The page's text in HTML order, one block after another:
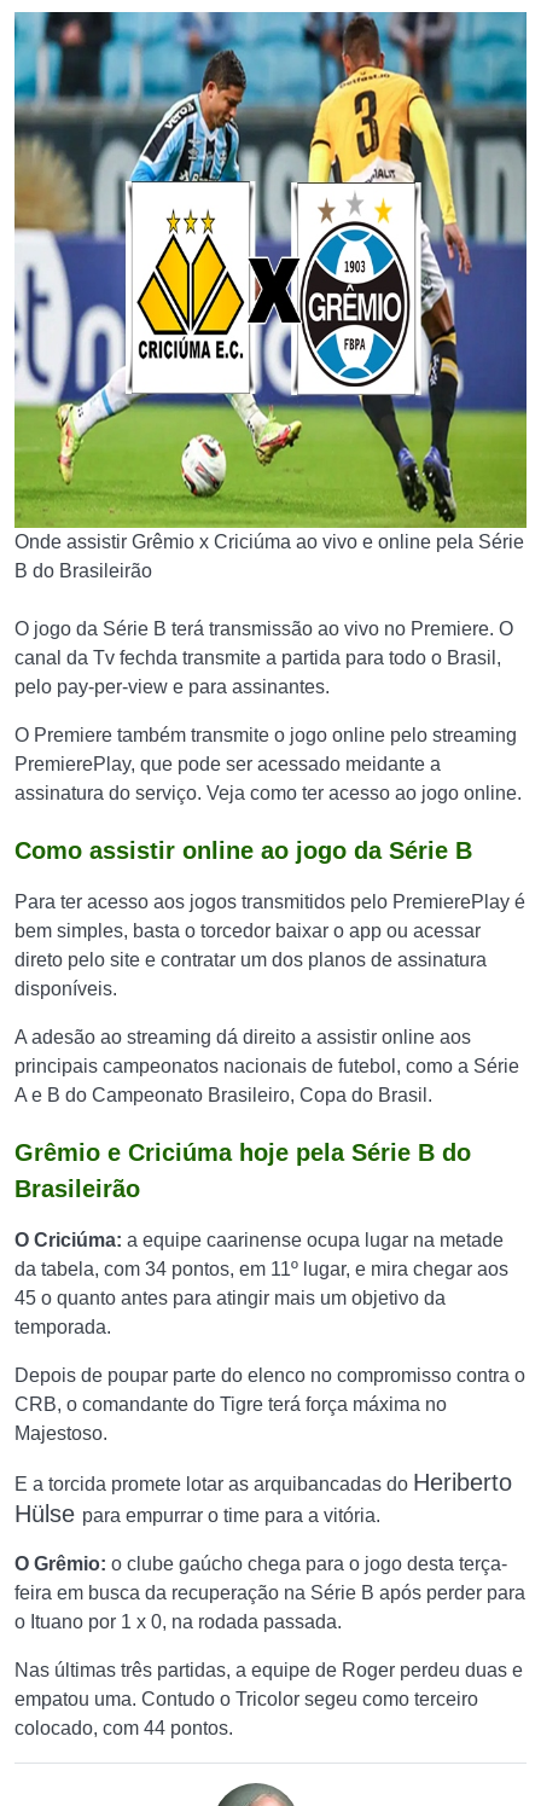
Onde assistir Grêmio x Criciúma ao vivo e online pela Série
B do Brasileirão
O jogo da Série B terá transmissão ao vivo no Premiere. O
canal da Tv fechda transmite a partida para todo o Brasil,
pelo pay-per-view e para assinantes.
O Premiere também transmite o jogo online pelo streaming
PremierePlay, que pode ser acessado meidante a
assinatura do serviço. Veja como ter acesso ao jogo online.
Como assistir online ao jogo da Série B
Para ter acesso aos jogos transmitidos pelo PremierePlay é
bem simples, basta o torcedor baixar o app ou acessar
direto pelo site e contratar um dos planos de assinatura
disponíveis.
A adesão ao streaming dá direito a assistir online aos
principais campeonatos nacionais de futebol, como a Série
A e B do Campeonato Brasileiro, Copa do Brasil.
Grêmio e Criciúma hoje pela Série B do
Brasileirão
O Criciúma: a equipe caarinense ocupa lugar na metade
da tabela, com 34 pontos, em 11º lugar, e mira chegar aos
45 o quanto antes para atingir mais um objetivo da
temporada.
Depois de poupar parte do elenco no compromisso contra o
CRB, o comandante do Tigre terá força máxima no
Majestoso.
E a torcida promete lotar as arquibancadas do Heriberto
Hülse para empurrar o time para a vitória.
O Grêmio: o clube gaúcho chega para o jogo desta terça-
feira em busca da recuperação na Série B após perder para
o Ituano por 1 x 0, na rodada passada.
Nas últimas três partidas, a equipe de Roger perdeu duas e
empatou uma. Contudo o Tricolor segeu como terceiro
colocado, com 44 pontos.